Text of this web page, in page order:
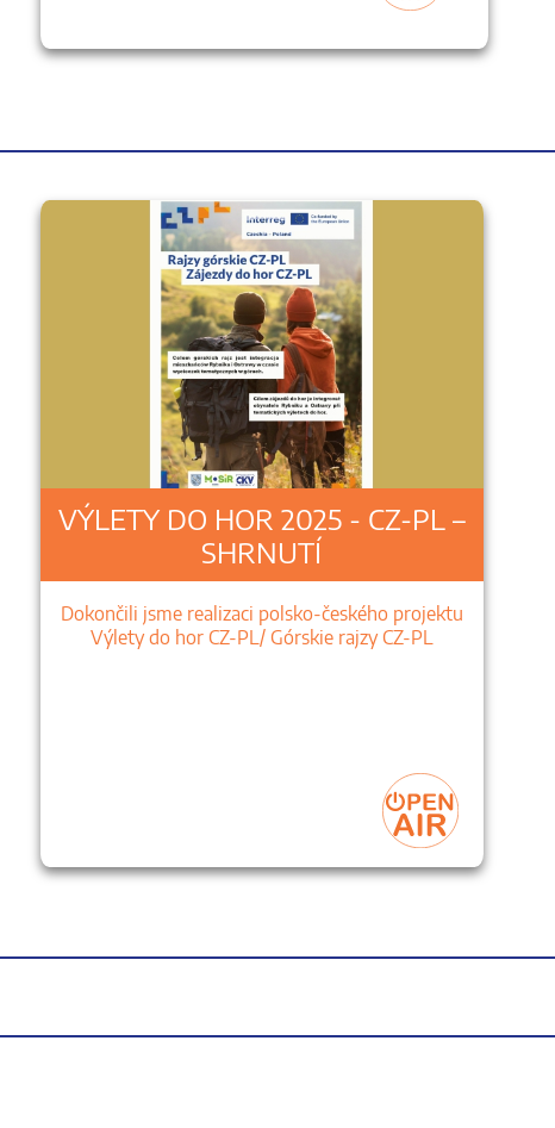
VÝLETY DO HOR 2025 - CZ-PL –
SHRNUTÍ
Dokončili jsme realizaci polsko-českého projektu
Výlety do hor CZ-PL/ Górskie rajzy CZ-PL